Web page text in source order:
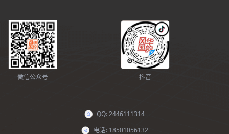
微信公众号 抖音
QQ: 2446111314
电话: 18501056132